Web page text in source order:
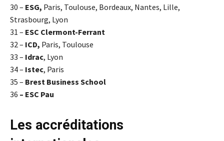
30 – ESG, Paris, Toulouse, Bordeaux, Nantes, Lille,
Strasbourg, Lyon
31 – ESC Clermont-Ferrant
32 – ICD, Paris, Toulouse
33 – Idrac, Lyon
34 – Istec, Paris
35 – Brest Business School
36 – ESC Pau
Les accréditations